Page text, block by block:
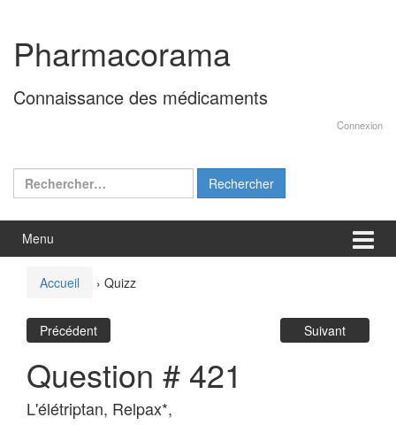
contenu
menu
principal
Pharmacorama
Connaissance des médicaments
Connexion
Rechercher :
Menu
Accueil › Quizz
Précédent Suivant
Question # 421
L'élétriptan, Relpax*,